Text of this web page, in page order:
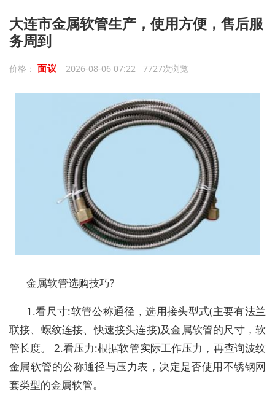
大连市金属软管生产，使用方便，售后服
务周到
价格： 面议 2026-08-06 07:22 7727次浏览
金属软管选购技巧?
1.看尺寸:软管公称通径，选用接头型式(主要有法兰
联接、螺纹连接、快速接头连接)及金属软管的尺寸，软
管长度。 2.看压力:根据软管实际工作压力，再查询波纹
金属软管的公称通径与压力表，决定是否使用不锈钢网
套类型的金属软管。